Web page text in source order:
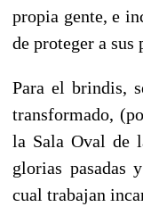
propia gente, e
de proteger a sus
Para el brindis,
transformado,
la Sala Oval de
glorias pasadas
cual trabajan